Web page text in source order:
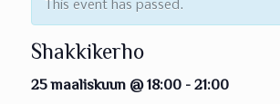
This event has passed.
Shakkikerho
25 maaliskuun @ 18:00 -21:00